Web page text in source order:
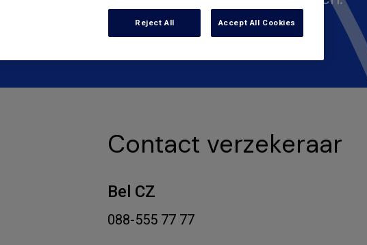
Contact verzekeraar
Bel CZ
088-555 77 77
Reject All Accept All Cookies